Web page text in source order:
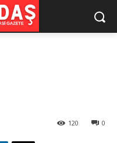
0
120